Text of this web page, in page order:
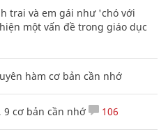
trai và em gái như 'chó với
một vấn đề trong giáo dục
hàm cơ bản cần nhớ
9 cơ bản cần nhớ 106